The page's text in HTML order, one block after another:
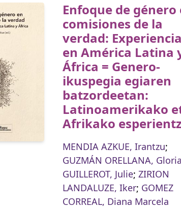
Enfoque de género
comisiones de la
verdad:
en América Latina
África = Genero-
ikuspegia egiaren
batzordeetan:
Latinoamerikako
Afrikako
MENDIA AZKUE, Irantzu;
GUZMÁN ORELLANA, Gloria
GUILLEROT, Julie; ZIRION
LANDALUZE, Iker; GOMEZ
CORREAL, Diana Marcela